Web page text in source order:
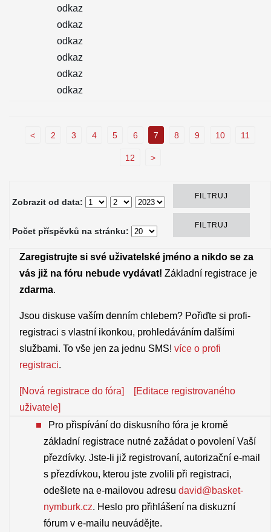
odkaz
odkaz
odkaz
odkaz
odkaz
odkaz
< 2 3 4 5 6 7 8 9 10 11
12 >
Zobrazit od data:
Počet příspěvků na stránku:
Zaregistrujte si své uživatelské jméno a nikdo se za
vás již na fóru nebude vydávat! Základní registrace je
zdarma.
Jsou diskuse vaším denním chlebem? Pořiďte si profi-
registraci s vlastní ikonkou, prohledáváním dalšími
službami. To vše jen za jednu SMS! více o profi
registraci.
[Nová registrace do fóra]
[Editace registrovaného
uživatele]
Pro přispívání do diskusního fóra je kromě
základní registrace nutné zažádat o povolení Vaší
přezdívky. Jste-li již registrovaní, autorizační e-mail
s přezdívkou, kterou jste zvolili při registraci,
odešlete na e-mailovou adresu david@basket-
nymburk.cz. Heslo pro přihlášení na diskuzní
fórum v e-mailu neuvádějte.